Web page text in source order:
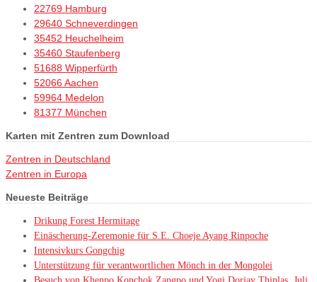
22769 Hamburg
29640 Schneverdingen
35452 Heuchelheim
35460 Staufenberg
51688 Wipperfürth
52066 Aachen
59964 Medelon
81377 München
Karten mit Zentren zum Download
Zentren in Deutschland
Zentren in Europa
Neueste Beiträge
Drikung Forest Hermitage
Einäscherung-Zeremonie für S.E. Choeje Ayang Rinpoche
Intensivkurs Gongchig
Unterstützung für verantwortlichen Mönch in der Mongolei